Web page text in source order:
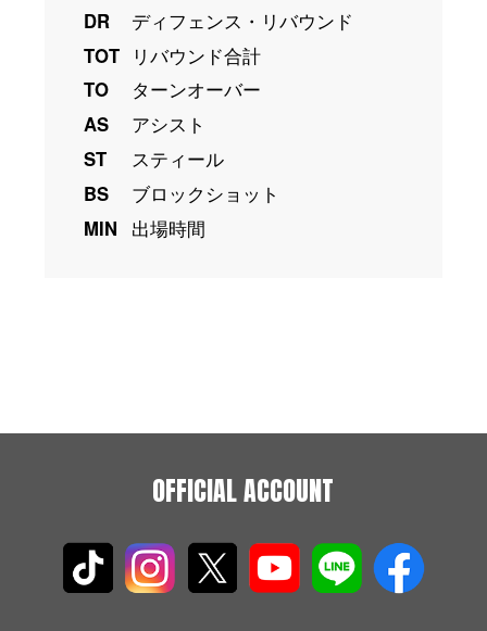
DR
ディフェンス・リバウンド
TOT
リバウンド合計
TO
ターンオーバー
AS
アシスト
ST
スティール
BS
ブロックショット
MIN
出場時間
OFFICIAL ACCOUNT